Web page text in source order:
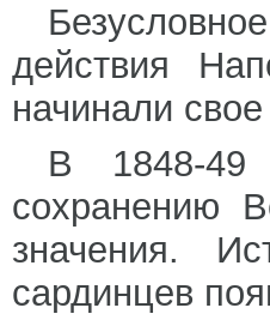
действия
начинали
В 1848-49
сохранению
значения.
сардинцев